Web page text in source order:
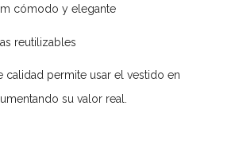
cómodo y elegante
reutilizables
calidad permite usar el vestido en
su valor real.